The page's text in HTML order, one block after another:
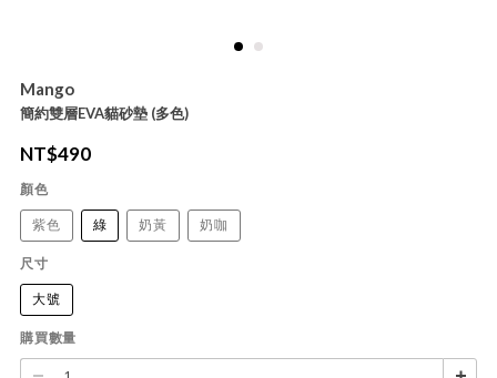
Mango
簡約雙層EVA貓砂墊 (多色)
NT$490
顏色
紫色 綠 奶黃 奶咖
尺寸
大號
購買數量